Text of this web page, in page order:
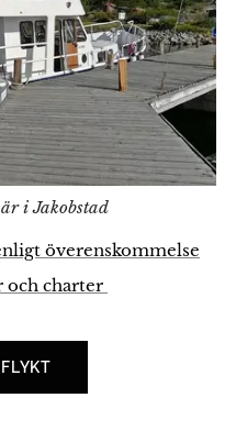
i Jakobstad
överenskommelse
och charter